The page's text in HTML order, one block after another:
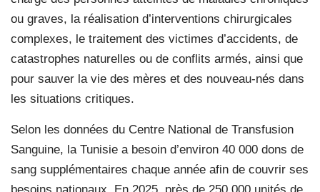
ou graves, la réalisation d’interventions chirurgicales
complexes, le traitement des victimes d’accidents, de
catastrophes naturelles ou de conflits armés, ainsi que
pour sauver la vie des mères et des nouveau-nés dans
les situations critiques.
Selon les données du Centre National de Transfusion
Sanguine, la Tunisie a besoin d’environ 40 000 dons de
sang supplémentaires chaque année afin de couvrir ses
besoins nationaux. En 2025, près de 250 000 unités de